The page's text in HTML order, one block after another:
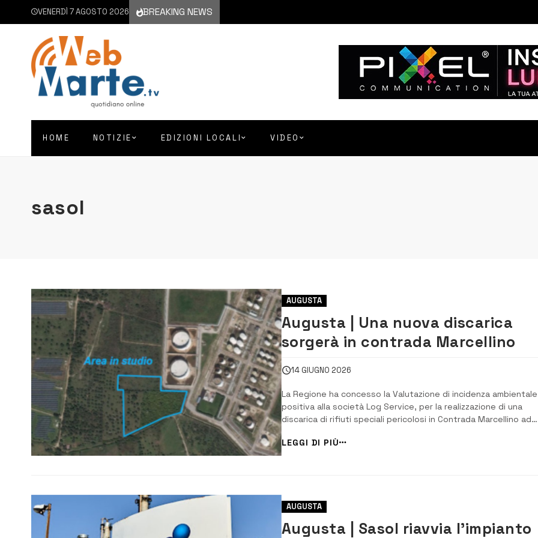
VENERDÌ 7 AGOSTO 2026 BREAKING NEWS
HOME NOTIZIE EDIZIONI LOCALI VIDEO
sasol
AUGUSTA
Augusta | Una nuova discarica
sorgerà in contrada Marcellino
14 GIUGNO 2026
La Regione ha concesso la Valutazione di incidenza ambientale
positiva alla società Log Service, per la realizzazione di una
discarica di rifiuti speciali pericolosi in Contrada Marcellino ad
Augusta. L’azienda potrà ora procedere con la progettazione
esecutiva della discarica, che sarà a servizio esclusivo dei
prodotti dal termovalori...
LEGGI DI PIÙ
AUGUSTA
Augusta | Sasol riavvia l’impianto